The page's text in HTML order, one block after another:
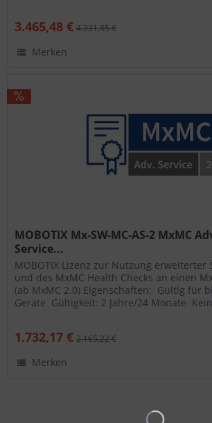
3.465,48 € 4.331,85 €
Merken
MOBOTIX Mx-SW-MC-AS-2 MxMC
Service...
MOBOTIX Lizenz zur Nutzung erweiterter
und des MxMC Health Checks an einen
(ab MxMC 2.0) Eigenschaften:  Gültig für
Geräte  Gültigkeit: 2 Jahre/24 Monate 
1.732,17 € 2.165,22 €
Merken